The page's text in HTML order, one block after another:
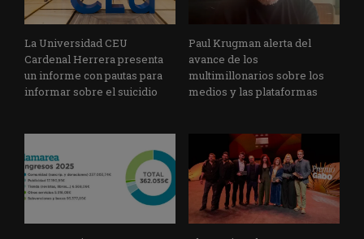
La Universidad CEU
Cardenal Herrera presenta
un informe con pautas para
informar sobre el suicidio
Paul Krugman alerta del
avance de los
multimillonarios sobre los
medios y las plataformas